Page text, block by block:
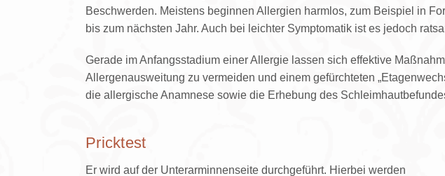
Beschwerden. Meistens beginnen Allergien harmlos, zum Beispiel in
bis zum nächsten Jahr. Auch bei leichter Symptomatik ist es jedoch
Gerade im Anfangsstadium einer Allergie lassen sich effektive
Allergenausweitung zu vermeiden und einem gefürchteten
die allergische Anamnese sowie die Erhebung des
Pricktest
Er wird auf der Unterarminnenseite durchgeführt. Hierbei werden